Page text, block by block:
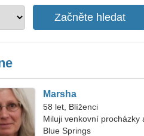
Marsha
58 let, Blíženci
Miluji venkovní procházky
Blue Springs